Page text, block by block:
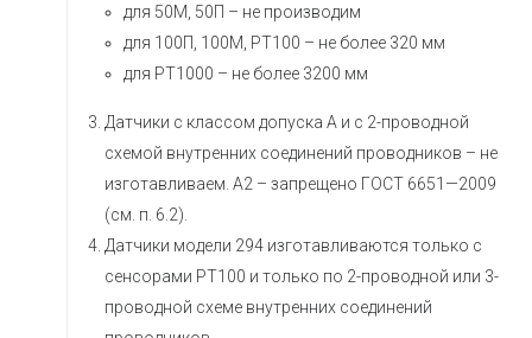
для 50М, 50П – не производим
для 100П, 100М, РТ100 – не более 320 мм
для РТ1000 – не более 3200 мм
Датчики с классом допуска А и с 2-проводной
схемой внутренних соединений проводников – не
изготавливаем. А2 – запрещено ГОСТ 6651—2009
(см. п. 6.2).
Датчики модели 294 изготавливаются только с
сенсорами РТ100 и только по 2-проводной или 3-
проводной схеме внутренних соединений